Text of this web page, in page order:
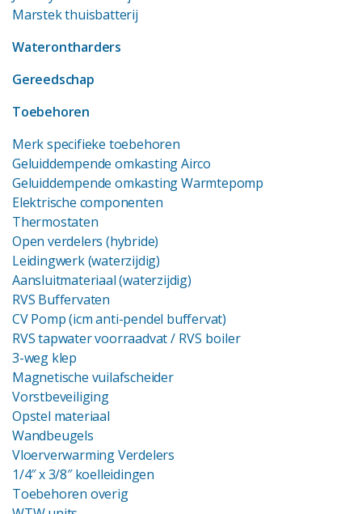
Marstek thuisbatterij
Waterontharders
Gereedschap
Toebehoren
Merk specifieke toebehoren
Geluiddempende omkasting Airco
Geluiddempende omkasting Warmtepomp
Elektrische componenten
Thermostaten
Open verdelers (hybride)
Leidingwerk (waterzijdig)
Aansluitmateriaal (waterzijdig)
RVS Buffervaten
CV Pomp (icm anti-pendel buffervat)
RVS tapwater voorraadvat/ RVS boiler
3-weg klep
Magnetische vuilafscheider
Vorstbeveiliging
Opstel materiaal
Wandbeugels
Vloerverwarming Verdelers
1/4″ x 3/8″ koelleidingen
Toebehoren overig